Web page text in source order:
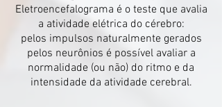
Eletroencefalograma é o teste que avalia
a atividade elétrica do cérebro:
pelos impulsos naturalmente gerados
pelos neurônios é possível avaliar a
normalidade (ou não) do ritmo e da
intensidade da atividade cerebral.